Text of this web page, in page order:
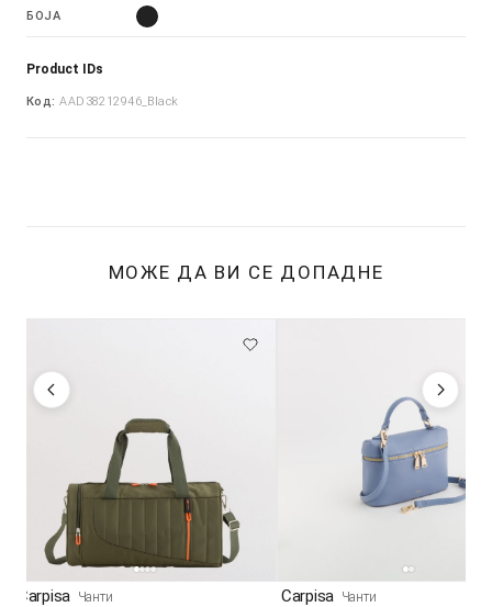
БОЈА
Product IDs
Код: AAD38212946_Black
МОЖЕ ДА ВИ СЕ ДОПАДНЕ
Carpisa Чанти Carpisa Чанти